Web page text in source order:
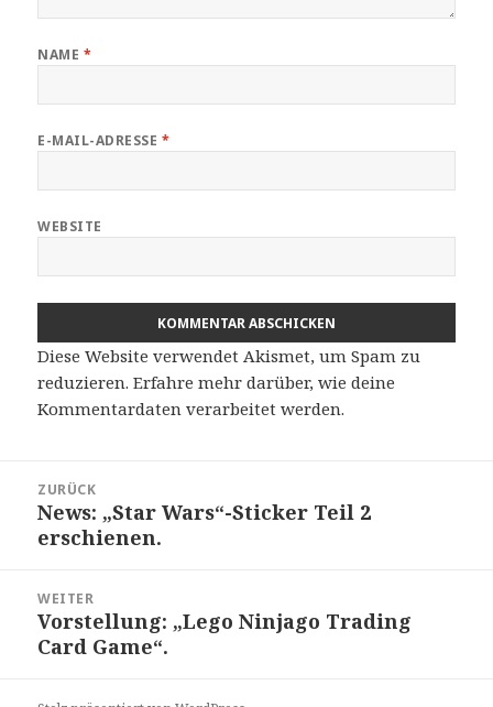
NAME *
E-MAIL-ADRESSE *
WEBSITE
Diese Website verwendet Akismet, um Spam zu
reduzieren.Erfahre mehr darüber, wie deine
Kommentardaten verarbeitet werden.
ZURÜCK
Vorheriger
Beitrag:
News: „Star Wars“-Sticker Teil 2
erschienen.
WEITER
Nächster
Beitrag:
Vorstellung: „Lego Ninjago Trading
Card Game“.